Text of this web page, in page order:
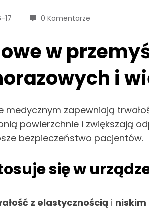
17 0 Komentarze
w
i
medycznym zapewniają
powierzchnie i zwiększają
bezpieczeństwo pacjentów.
się w
z elastycznością i